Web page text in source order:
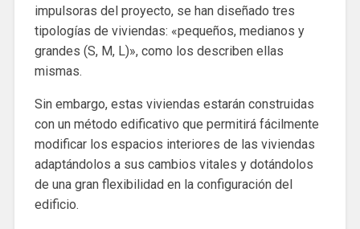
impulsoras del proyecto, se han diseñado tres
tipologías de viviendas: «pequeños, medianos y
grandes (S, M, L)», como los describen ellas
mismas.
Sin embargo, estas viviendas estarán construidas
con un método edificativo que permitirá fácilmente
modificar los espacios interiores de las viviendas
adaptándolos a sus cambios vitales y dotándolos
de una gran flexibilidad en la configuración del
edificio.